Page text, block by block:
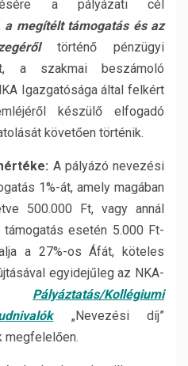
a pályázati cél
a megítélt támogatás és az
történő pénzügyi
a szakmai beszámoló
Igazgatósága által felkért
készülő elfogadó
követően történik.
A pályázó nevezési
1%-át, amely magában
500.000 Ft, vagy annál
esetén 5.000 Ft-
a 27%-os Áfát, köteles
egyidejűleg az NKA-
a Pályáztatás/Kollégiumi
„Nevezési díj”
megfelelően.